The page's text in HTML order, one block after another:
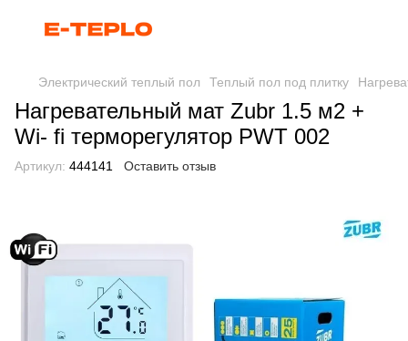
Электрический теплый пол Теплый пол под плитку
Нагревательный мат Zubr 1.5 м2 +
Wi- fi терморегулятор PWT 002
Артикул: 444141 Оставить отзыв